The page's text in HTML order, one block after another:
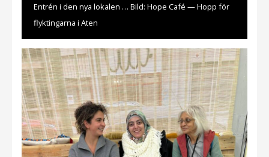
Entrén i den nya lokalen … Bild: Hope Café — Hopp för
flyktingarna i Aten